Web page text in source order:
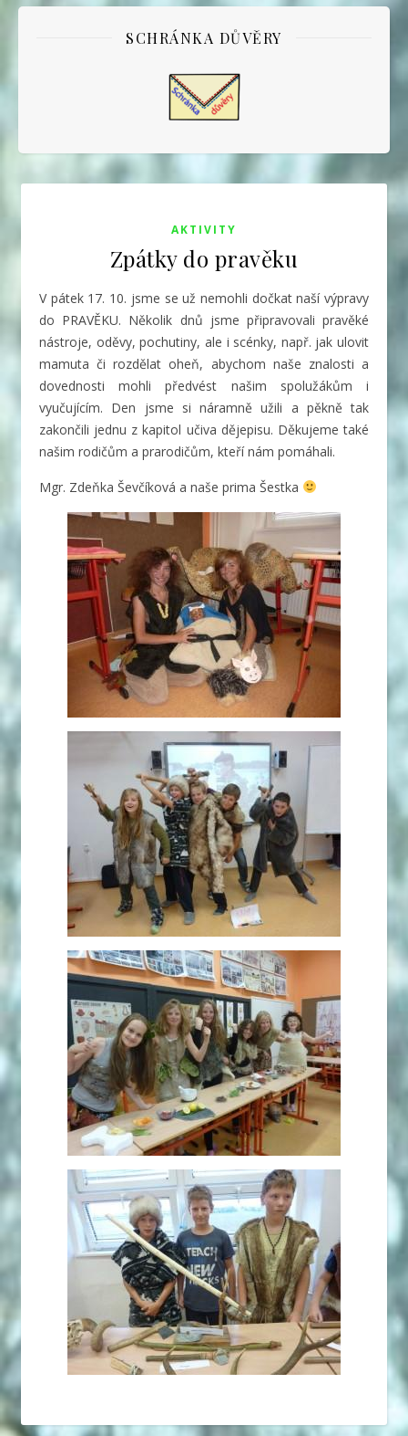
SCHRÁNKA DŮVĚRY
AKTIVITY
Zpátky do pravěku
V pátek 17. 10. jsme se už nemohli dočkat naší výpravy
do PRAVĚKU. Několik dnů jsme připravovali pravěké
nástroje, oděvy, pochutiny, ale i scénky, např. jak ulovit
mamuta či rozdělat oheň, abychom naše znalosti a
dovednosti mohli předvést našim spolužákům i
vyučujícím. Den jsme si náramně užili a pěkně tak
zakončili jednu z kapitol učiva dějepisu. Děkujeme také
našim rodičům a prarodičům, kteří nám pomáhali.
Mgr. Zdeňka Ševčíková a naše prima Šestka